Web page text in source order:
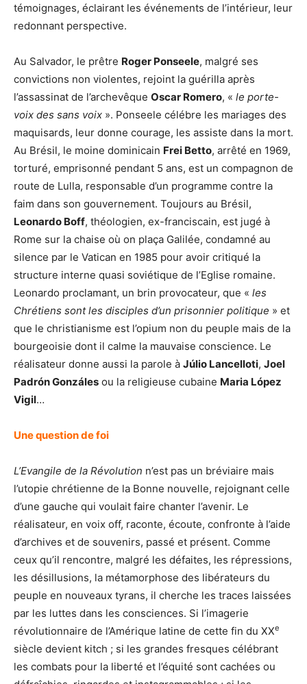
témoignages, éclairant les événements de l’intérieur, leur
redonnant perspective.
Au Salvador, le prêtre Roger Ponseele, malgré ses
convictions non violentes, rejoint la guérilla après
l’assassinat de l’archevêque Oscar Romero, « le porte-
voix des sans voix ». Ponseele célébre les mariages des
maquisards, leur donne courage, les assiste dans la mort.
Au Brésil, le moine dominicain Frei Betto, arrêté en 1969,
torturé, emprisonné pendant 5 ans, est un compagnon de
route de Lulla, responsable d’un programme contre la
faim dans son gouvernement. Toujours au Brésil,
Leonardo Boff, théologien, ex-franciscain, est jugé à
Rome sur la chaise où on plaça Galilée, condamné au
silence par le Vatican en 1985 pour avoir critiqué la
structure interne quasi soviétique de l’Eglise romaine.
Leonardo proclamant, un brin provocateur, que « les
Chrétiens sont les disciples d’un prisonnier politique » et
que le christianisme est l’opium non du peuple mais de la
bourgeoisie dont il calme la mauvaise conscience. Le
réalisateur donne aussi la parole à Júlio Lancelloti, Joel
Padrón Gonzáles ou la religieuse cubaine Maria López
Vigil…
Une question de foi
L’Evangile de la Révolution n’est pas un bréviaire mais
l’utopie chrétienne de la Bonne nouvelle, rejoignant celle
d’une gauche qui voulait faire chanter l’avenir. Le
réalisateur, en voix off, raconte, écoute, confronte à l’aide
d’archives et de souvenirs, passé et présent. Comme
ceux qu’il rencontre, malgré les défaites, les répressions,
les désillusions, la métamorphose des libérateurs du
peuple en nouveaux tyrans, il cherche les traces laissées
par les luttes dans les consciences. Si l’imagerie
révolutionnaire de l’Amérique latine de cette fin du XXe
siècle devient kitch ; si les grandes fresques célébrant
les combats pour la liberté et l’équité sont cachées ou